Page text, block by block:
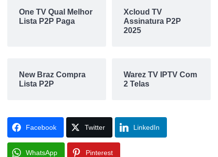
One TV Qual Melhor
Lista P2P Paga
Xcloud TV
Assinatura P2P
2025
New Braz Compra
Lista P2P
Warez TV IPTV Com
2 Telas
Facebook Twitter LinkedIn
WhatsApp Pinterest